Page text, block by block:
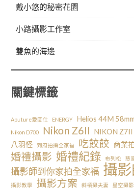
戴小悠的秘密花園
小路攝影工作室
雙魚的海邊
關鍵標籤
Aputure愛圖仕 ENERGY Helios 44M
Nikon D700
Nikon Z6II NIKON Z7II
八羽怪 到府拍攝全家福 吃餃餃 商業
婚禮攝影 婚禮紀錄 布列松 慈
攝影師到你家拍全家福 攝
攝影教學 攝影方案 斜槓攝夫妻 星空攝影